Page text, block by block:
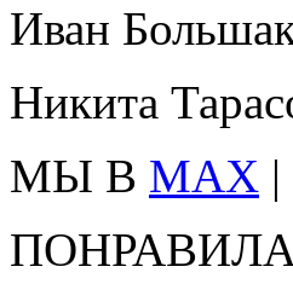
Иван
Никита
МЫ В MAX |